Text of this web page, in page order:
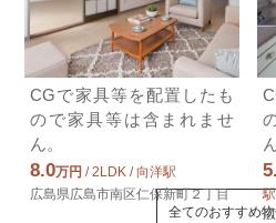
CGで家具等を配置したも
ので家具等は含まれませ
ん。
8.0万円 / 2LDK / 向洋駅
広島県広島市南区仁保新町２丁目
駅
全てのおすすめ